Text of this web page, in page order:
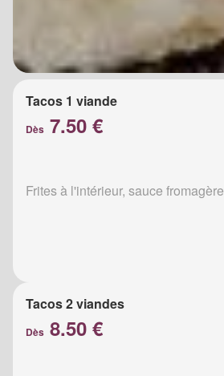
Tacos 1 viande
Dès 7.50 €
Frites à l'intérieur, sauce fromagère
Tacos 2 viandes
Dès 8.50 €